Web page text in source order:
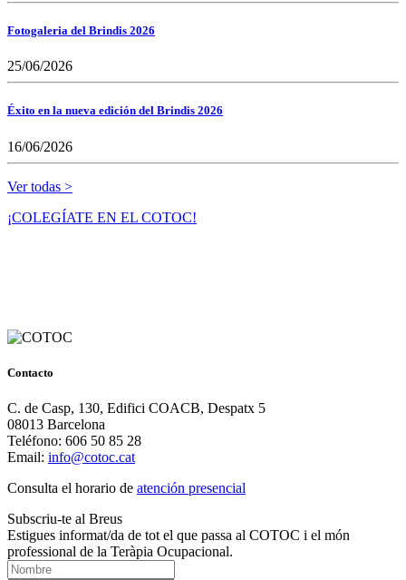
Fotogaleria del Brindis 2026
25/06/2026
Éxito en la nueva edición del Brindis 2026
16/06/2026
Ver todas >
¡COLEGÍATE EN EL COTOC!
Contacto
C. de Casp, 130, Edifici COACB, Despatx 5
08013 Barcelona
Teléfono: 606 50 85 28
Email: info@cotoc.cat
Consulta el horario de atención presencial
Subscriu-te al Breus
Estigues informat/da de tot el que passa al COTOC i el món
professional de la Teràpia Ocupacional.